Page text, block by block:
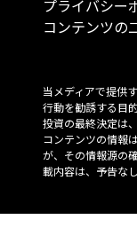
プライバシー
コンテンツの
当メディアで提供
行動を勧誘する目
投資の最終決定は
コンテンツの情報
が、その情報源の
載内容は、予告な